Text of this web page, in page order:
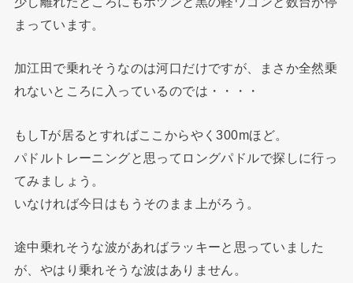
まっています。
加江田で乗れそうなのは河口だけですが、まさか全然乗
れないところに入っているのでは・・・・
もしTが居るとすればここからやく300mほど。
パドルトレーニングと思ってロングパドルで探しに行っ
てみましょう。
いなければ今日はもうそのまま上がろう。
途中乗れそうな波があればラッキーと思っていました
が、やはり乗れそうな波はありません。